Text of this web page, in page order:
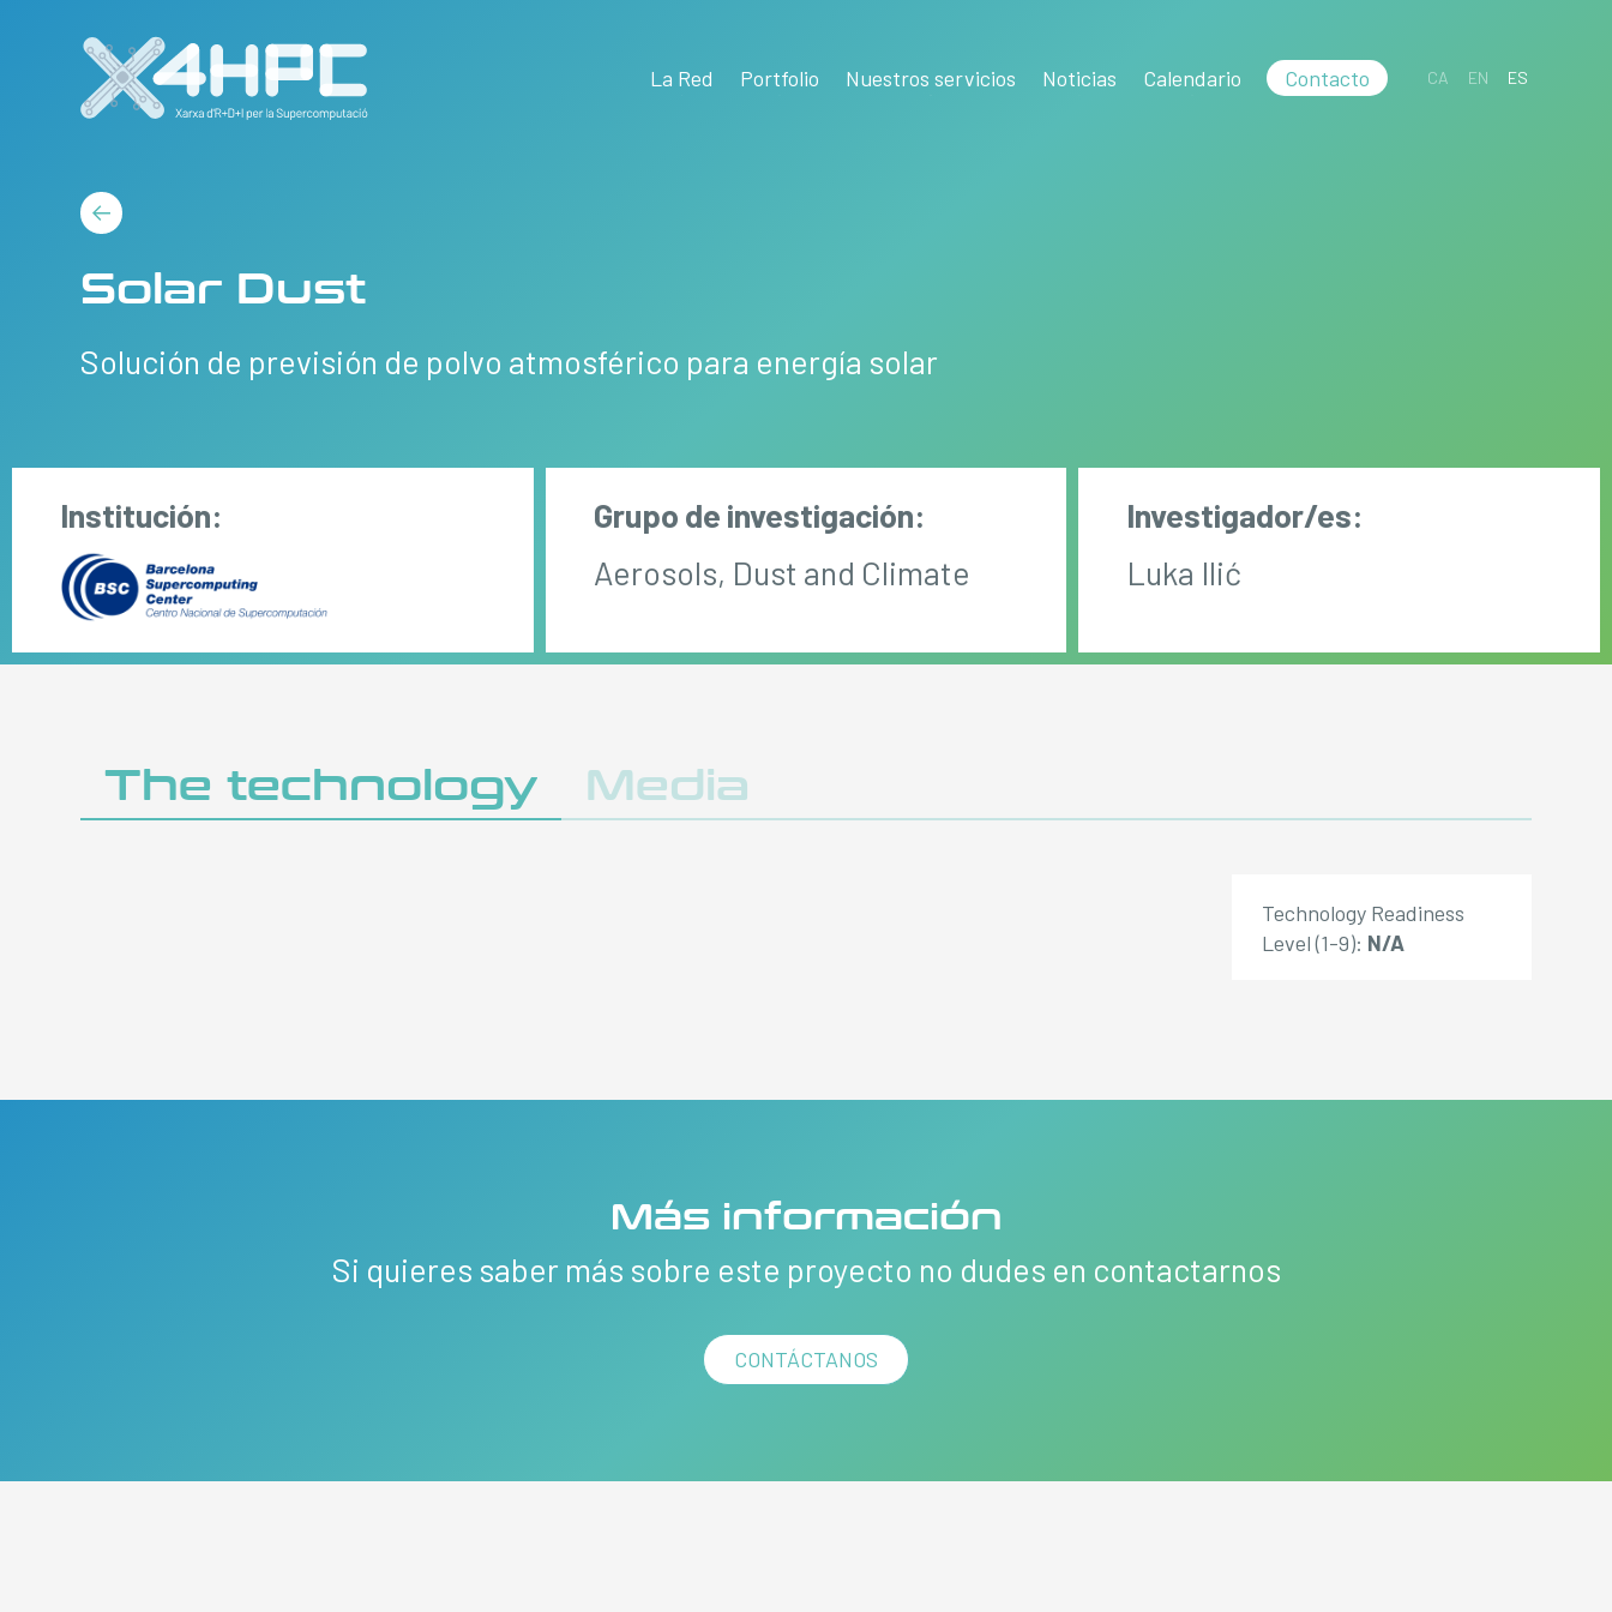
La Red Portfolio Nuestros servicios Noticias Calendario Contacto CA EN ES
Solar Dust
Solución de previsión de polvo atmosférico para energía solar
Institución:
Grupo de investigación:
Aerosols, Dust and Climate
Investigador/es:
Luka Ilić
The technology Media
Technology Readiness
Level (1-9): N/A
Más información
Si quieres saber más sobre este proyecto no dudes en contactarnos
CONTÁCTANOS